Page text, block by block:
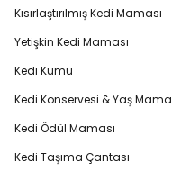
Kısırlaştırılmış Kedi Maması
Yetişkin Kedi Maması
Kedi Kumu
Kedi Konservesi & Yaş Mama
Kedi Ödül Maması
Kedi Taşıma Çantası